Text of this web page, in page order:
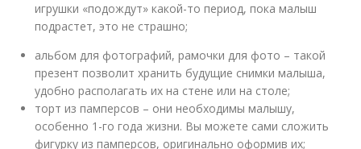
игрушки «подождут» какой-то период, пока малыш
подрастет, это не страшно;
альбом для фотографий, рамочки для фото – такой
презент позволит хранить будущие снимки малыша,
удобно располагать их на стене или на столе;
торт из памперсов – они необходимы малышу,
особенно 1-го года жизни. Вы можете сами сложить
фигурку из памперсов, оригинально оформив их;